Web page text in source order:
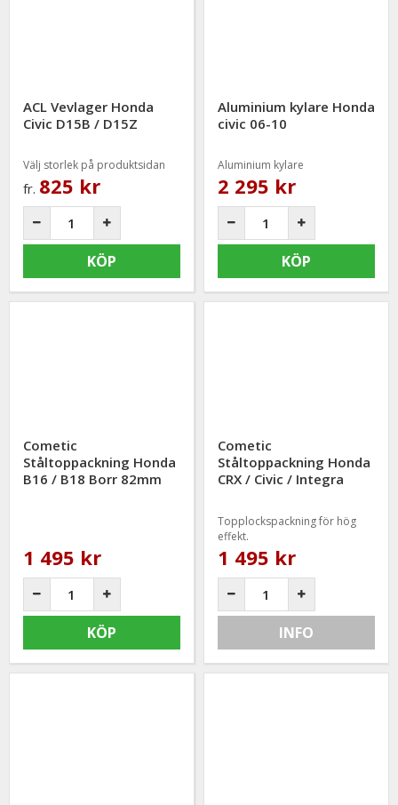
ACL Vevlager Honda
Civic D15B / D15Z
Välj storlek på produktsidan
fr. 825 kr
KÖP
Aluminium kylare Honda
civic 06-10
Aluminium kylare
2 295 kr
KÖP
Cometic
Ståltoppackning Honda
B16 / B18 Borr 82mm
1 495 kr
KÖP
Cometic
Ståltoppackning Honda
CRX / Civic / Integra
tjock
Topplockspackning för hög
effekt.
1 495 kr
INFO